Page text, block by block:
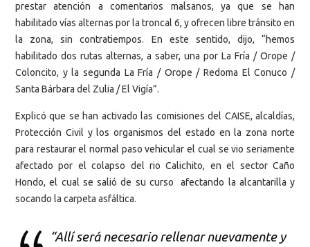
prestar atención a comentarios malsanos, ya que se han
habilitado vías alternas por la troncal 6, y ofrecen libre tránsito en
la zona, sin contratiempos. En este sentido, dijo, “hemos
habilitado dos rutas alternas, a saber, una por La Fría / Orope /
Coloncito, y la segunda La Fría / Orope / Redoma El Conuco /
Santa Bárbara del Zulia / El Vigía”.
Explicó que se han activado las comisiones del CAISE, alcaldías,
Protección Civil y los organismos del estado en la zona norte
para restaurar el normal paso vehicular el cual se vio seriamente
afectado por el colapso del rio Calichito, en el sector Caño
Hondo, el cual se salió de su curso afectando la alcantarilla y
socando la carpeta asfáltica.
“Allí será necesario rellenar nuevamente y